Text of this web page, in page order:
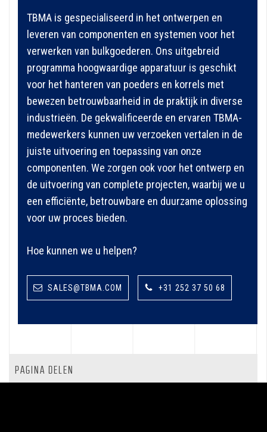
TBMA is gespecialiseerd in het ontwerpen en
leveren van componenten en systemen voor het
verwerken van bulkgoederen. Ons uitgebreid
programma hoogwaardige apparatuur is geschikt
voor het hanteren van poeders en korrels met
bewezen betrouwbaarheid in de praktijk in diverse
industrieën. De gekwalificeerde en ervaren TBMA-
medewerkers kunnen uw verzoeken vertalen in de
juiste uitvoering en toepassing van onze
componenten. We zorgen ook voor het ontwerp en
de uitvoering van complete projecten, waarbij we u
een efficiënte, betrouwbare en duurzame oplossing
voor uw proces bieden.
Hoe kunnen we u helpen?
SALES@TBMA.COM +31 252 37 50 68
PAGINA DELEN